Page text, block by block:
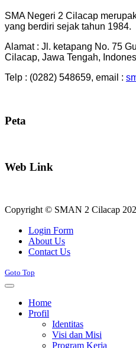
SMA Negeri 2 Cilacap
yang berdiri sejak tahun 1984.
Alamat : Jl. ketapang No. 75
Cilacap, Jawa Tengah,
Telp : (0282) 548659, email :
Peta
Web Link
Copyright © SMAN 2 Cilacap
Login Form
About Us
Contact Us
Goto Top
Home
Profil
Identitas
Visi dan Misi
Program Kerja